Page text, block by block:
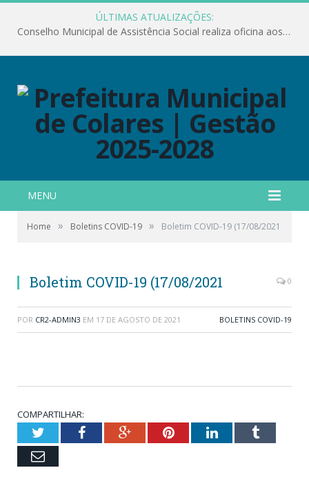
ÚLTIMAS ATUALIZAÇÕES:
Conselho Municipal de Assistência Social realiza oficina aos servidores
MENU
Home » Boletins COVID-19 » Boletim COVID-19 (17/08/2021
Boletim COVID-19 (17/08/2021 0
POR CR2-ADMIN3 EM 17 DE AGOSTO DE 2021 BOLETINS COVID-19
COMPARTILHAR:
TwitterFacebookGoogle+PinterestLinkedInTumblr
Email